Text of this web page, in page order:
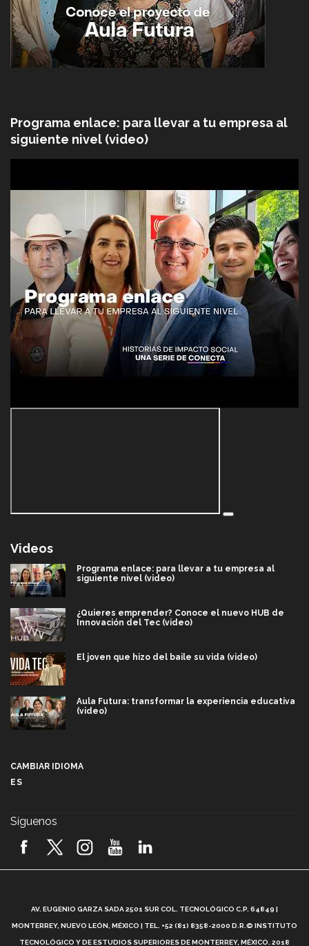
Programa enlace: para llevar a tu empresa al
siguiente nivel (video)
Videos
Programa enlace: para llevar a tu empresa al
siguiente nivel (video)
¿Quieres emprender? Conoce el nuevo HUB de
Innovación del Tec (video)
El joven que hizo del baile su vida (video)
Aula Futura: transformar la experiencia educativa
(video)
2026! (video)
¿Cómo es el Modelo Educativo Tec? (video)
CAMBIAR IDIOMA
ES
Síguenos
AV. EUGENIO GARZA SADA 2501 SUR COL. TECNOLÓGICO C.P. 64849 |
MONTERREY, NUEVO LEÓN, MÉXICO | TEL. +52 (81) 8358-2000 D.R.© INSTITUTO
TECNOLÓGICO Y DE ESTUDIOS SUPERIORES DE MONTERREY, MÉXICO. 2018